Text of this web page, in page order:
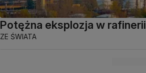
Potężna eksplozja w rafinerii
ZE ŚWIATA